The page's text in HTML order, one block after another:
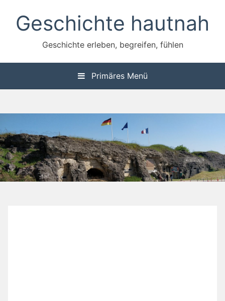
Inhalt
springenGeschichte hautnah
Geschichte erleben, begreifen, fühlen
Primäres Menü